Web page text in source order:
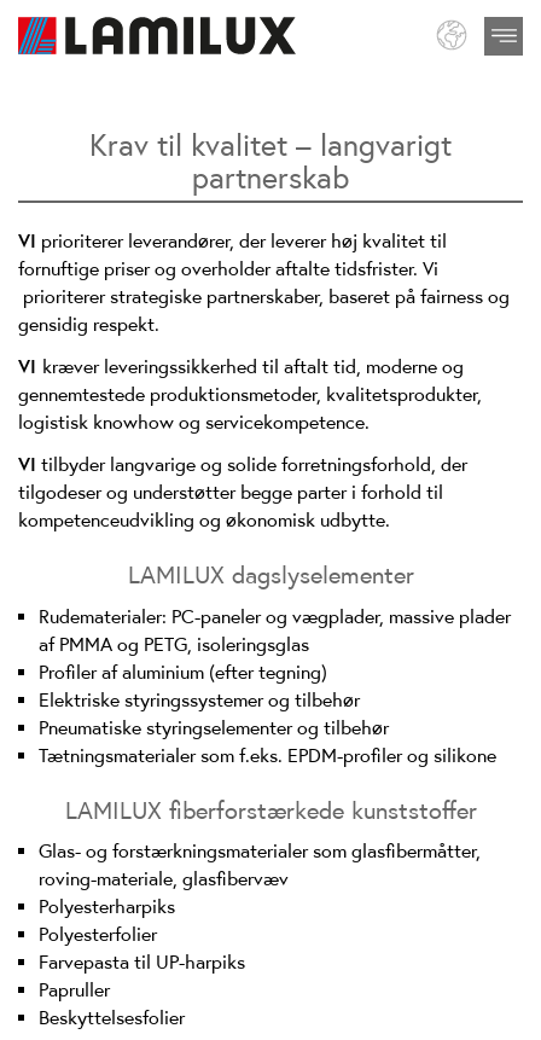
Krav til kvalitet – langvarigt
partnerskab
VI prioriterer leverandører, der leverer høj kvalitet til
fornuftige priser og overholder aftalte tidsfrister. Vi
prioriterer strategiske partnerskaber, baseret på fairness og
gensidig respekt.
VI kræver leveringssikkerhed til aftalt tid, moderne og
gennemtestede produktionsmetoder, kvalitetsprodukter,
logistisk knowhow og servicekompetence.
VI tilbyder langvarige og solide forretningsforhold, der
tilgodeser og understøtter begge parter i forhold til
kompetenceudvikling og økonomisk udbytte.
LAMILUX dagslyselementer
Rudematerialer: PC-paneler og vægplader, massive plader
af PMMA og PETG, isoleringsglas
Profiler af aluminium (efter tegning)
Elektriske styringssystemer og tilbehør
Pneumatiske styringselementer og tilbehør
Tætningsmaterialer som f.eks. EPDM-profiler og silikone
LAMILUX fiberforstærkede kunststoffer
Glas- og forstærkningsmaterialer som glasfibermåtter,
roving-materiale, glasfibervæv
Polyesterharpiks
Polyesterfolier
Farvepasta til UP-harpiks
Papruller
Beskyttelsesfolier